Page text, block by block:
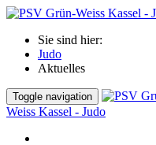
Sie sind hier:
Judo
Aktuelles
Toggle navigation
Weiss Kassel - Judo